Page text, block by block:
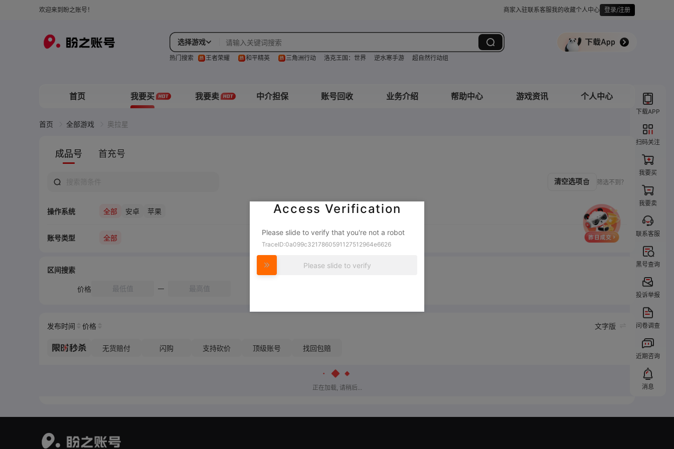
欢迎来到盼之账号！ 商家入驻联系客服我的收藏个人中心 登录/注册
选择游戏
热门搜索 王者荣耀 和平精英 三角洲行动 洛克王国：世界 逆水寒手游 超自然行动组
首页 我要买 我要卖 中介担保 账号回收 业务介绍 帮助中心 游戏资讯 个人中心
首页 全部游戏 奥拉星
成品号 首充号
清空选项 筛选不到？
操作系统 全部 安卓 苹果
账号类型 全部
区间搜索
价格
发布时间 价格 文字版
无货赔付 闪购 支持砍价 顶级账号 找回包赔
正在加载, 请稍后...
下载APP
扫码关注
我要买
我要卖
联系客服
黑号查询
投诉举报
问卷调查
近期咨询
消息
Access Verification
Please slide to verify that you're not a robot
TraceID:0a099c3217860591127512964e6626
Please slide to verify